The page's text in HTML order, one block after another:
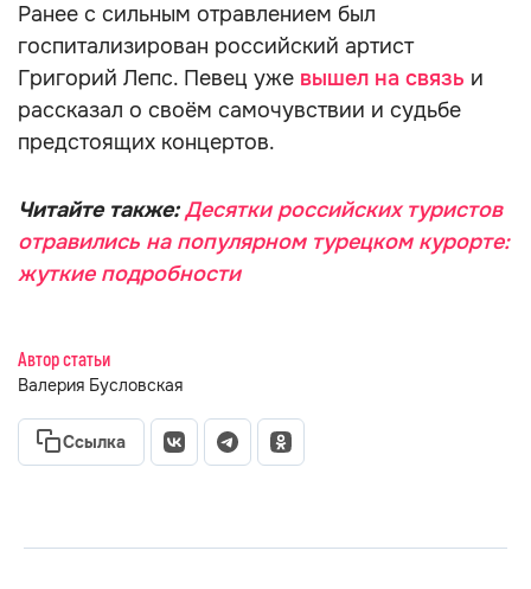
Ранее с сильным отравлением был
госпитализирован российский артист
Григорий Лепс. Певец уже вышел на связь и
рассказал о своём самочувствии и судьбе
предстоящих концертов.
Читайте также:Десятки российских туристов
отравились на популярном турецком курорте:
жуткие подробности
Автор статьи
Валерия Бусловская
Ссылка